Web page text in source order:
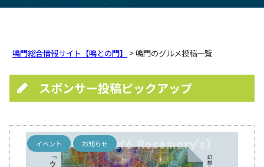
鳴門総合情報サイト【鳴との門】 > 鳴門のグルメ投稿一覧
スポンサー投稿ピックアップ
イベント お知らせ